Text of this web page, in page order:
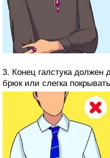
3. Конец галстука должен
брюк или слегка